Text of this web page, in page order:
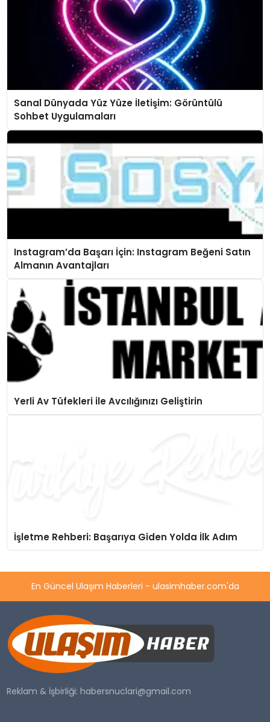
Sanal Dünyada Yüz Yüze İletişim: Görüntülü
Sohbet Uygulamaları
Instagram’da Başarı İçin: Instagram Beğeni Satın
Almanın Avantajları
Yerli Av Tüfekleri ile Avcılığınızı Geliştirin
İşletme Rehberi: Başarıya Giden Yolda İlk Adım
En Güncel Ulaşım Haberleri - ulasimhaber.com'da
Reklam & İşbirliği:habersnuclari@gmail.com